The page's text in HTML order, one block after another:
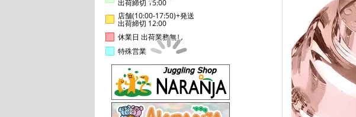
出荷締切 15:00
店舗(10:00-17:50)+発送
出荷締切 12:00
休業日 出荷業務無し
特殊営業